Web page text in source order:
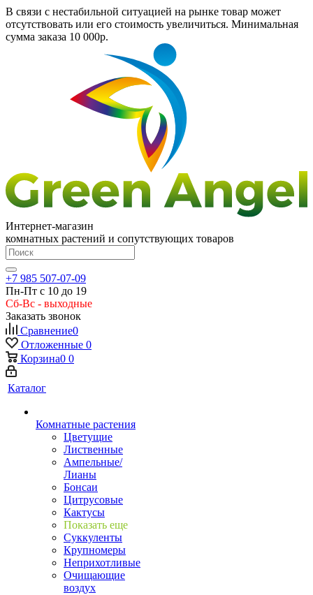
В связи с нестабильной ситуацией на рынке товар может
отсутствовать или его стоимость увеличиться. Минимальная
сумма заказа 10 000р.
Интернет-магазин
комнатных растений и сопутствующих товаров
+7 985 507-07-09
Пн-Пт с 10 до 19
Сб-Вс - выходные
Заказать звонок
Сравнение0
Отложенные 0
Корзина0 0
Каталог
Комнатные растения
Цветущие
Лиственные
Ампельные/
Лианы
Бонсаи
Цитрусовые
Кактусы
Показать еще
Суккуленты
Крупномеры
Неприхотливые
Очищающие
воздух